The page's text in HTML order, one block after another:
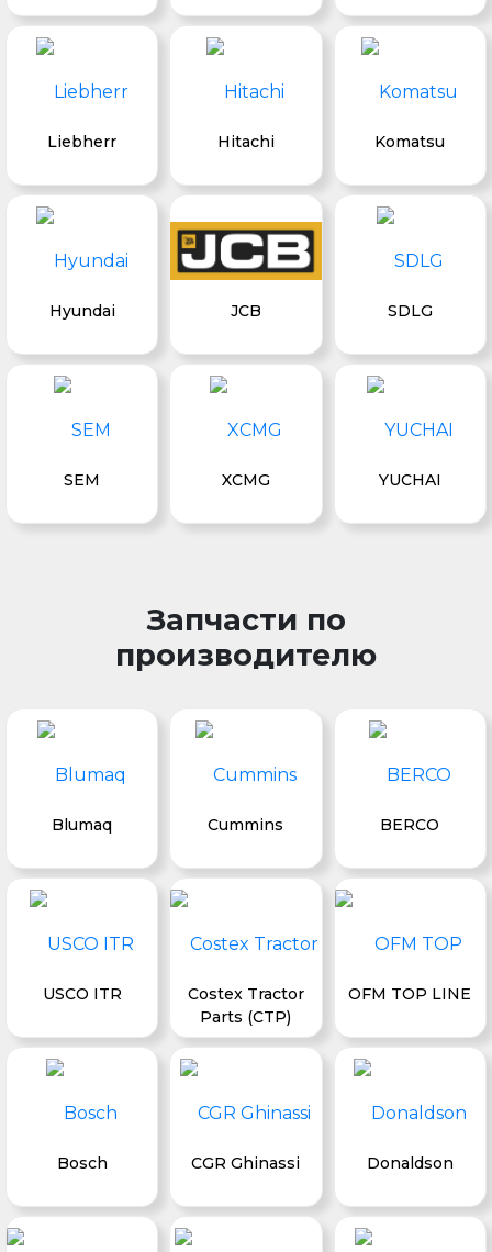
Liebherr Hitachi Komatsu
Hyundai JCB SDLG
SEM XCMG YUCHAI
Запчасти по
производителю
Blumaq Cummins BERCO
USCO ITR
Costex Tractor
Parts (CTP)
OFM TOP LINE
Bosch CGR Ghinassi Donaldson